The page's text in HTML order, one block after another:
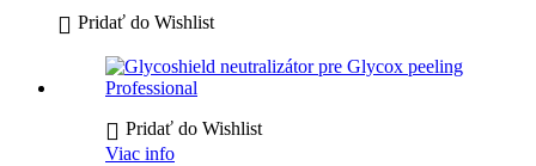
Pridať do Wishlist
Pridať do Wishlist
Viac info